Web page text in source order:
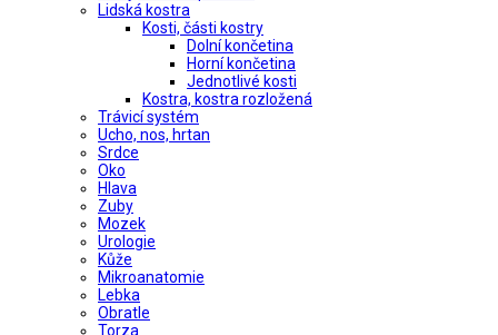
Lidská kostra
Kosti, části kostry
Dolní končetina
Horní končetina
Jednotlivé kosti
Kostra, kostra rozložená
Trávicí systém
Ucho, nos, hrtan
Srdce
Oko
Hlava
Zuby
Mozek
Urologie
Kůže
Mikroanatomie
Lebka
Obratle
Torza